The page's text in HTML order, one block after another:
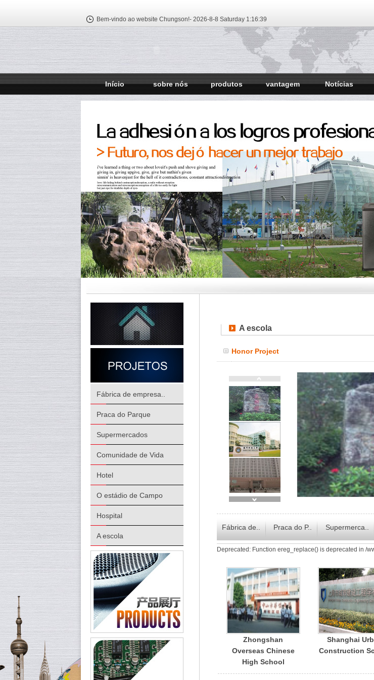
Bem-vindo ao website Chungson!- 2026-8-8 Saturday 1:16:39
Início sobre nós produtos vantagem Notícias
Fábrica de empresa..
Praca do Parque
Supermercados
Comunidade de Vida
Hotel
O estádio de Campo
Hospital
A escola
A escola
Honor Project
Fábrica de.. Praca do P.. Supermerca..
Deprecated: Function ereg_replace() is deprecated in /
Zhongshan
Overseas Chinese
High School
Shanghai
Construction